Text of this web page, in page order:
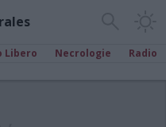
Libero Necrologie Radio